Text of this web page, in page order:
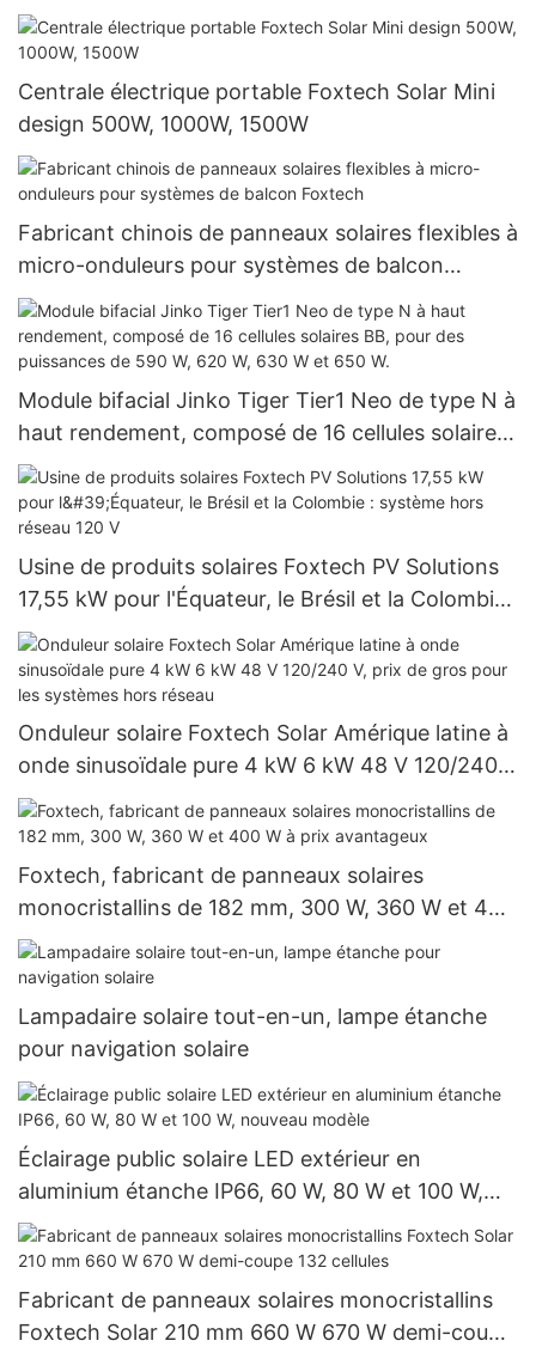
onduleur hors réseau, batterie au lithium 51,2 V
Centrale électrique portable Foxtech Solar Mini
design 500W, 1000W, 1500W
Fabricant chinois de panneaux solaires flexibles à
micro-onduleurs pour systèmes de balcon
Foxtech
Module bifacial Jinko Tiger Tier1 Neo de type N à
haut rendement, composé de 16 cellules solaires
BB, pour des puissances de 590 W, 620 W, 630 W
et 650 W.
Usine de produits solaires Foxtech PV Solutions
17,55 kW pour l'Équateur, le Brésil et la Colombie :
système hors réseau 120 V
Onduleur solaire Foxtech Solar Amérique latine à
onde sinusoïdale pure 4 kW 6 kW 48 V 120/240
V, prix de gros pour les systèmes hors réseau
Foxtech, fabricant de panneaux solaires
monocristallins de 182 mm, 300 W, 360 W et 400
W à prix avantageux
Lampadaire solaire tout-en-un, lampe étanche
pour navigation solaire
Éclairage public solaire LED extérieur en
aluminium étanche IP66, 60 W, 80 W et 100 W,
nouveau modèle
Fabricant de panneaux solaires monocristallins
Foxtech Solar 210 mm 660 W 670 W demi-coupe